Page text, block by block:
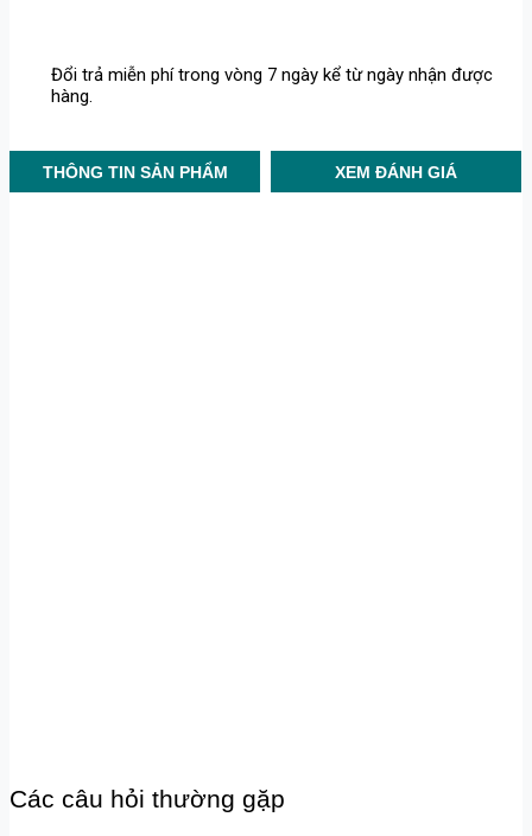
XEM ĐÁNH GIÁ
THÔNG TIN SẢN PHẨM
Đổi trả miễn phí trong vòng 7 ngày kể từ ngày nhận được
hàng.
Các câu hỏi thường gặp